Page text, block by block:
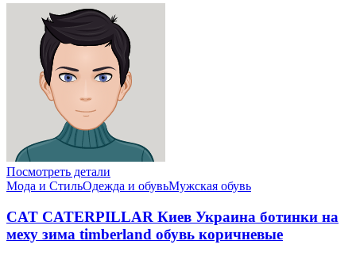
Посмотреть детали
Мода и СтильОдежда и обувьМужская обувь
CAT CATERPILLAR Киев Украина ботинки на
меху зима timberland обувь коричневые